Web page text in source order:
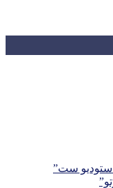
ست”